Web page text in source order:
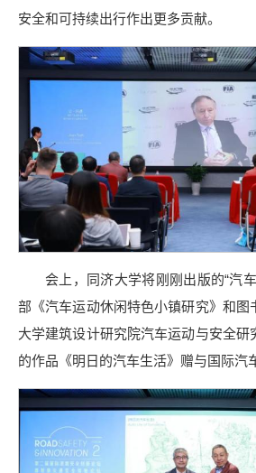
安全和可持续出行作出更多贡献。
会上，同济大学将刚刚出版的“汽
部《汽车运动休闲特色小镇研究》和
大学建筑设计研究院汽车运动与安全研
的作品《明日的汽车生活》赠与国际汽